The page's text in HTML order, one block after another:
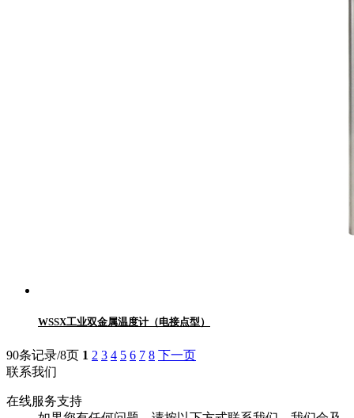
WSSX工业双金属温度计（电接点型）
90条记录/8页 1 2 3 4 5 6 7 8 下一页
联系我们
在线服务支持